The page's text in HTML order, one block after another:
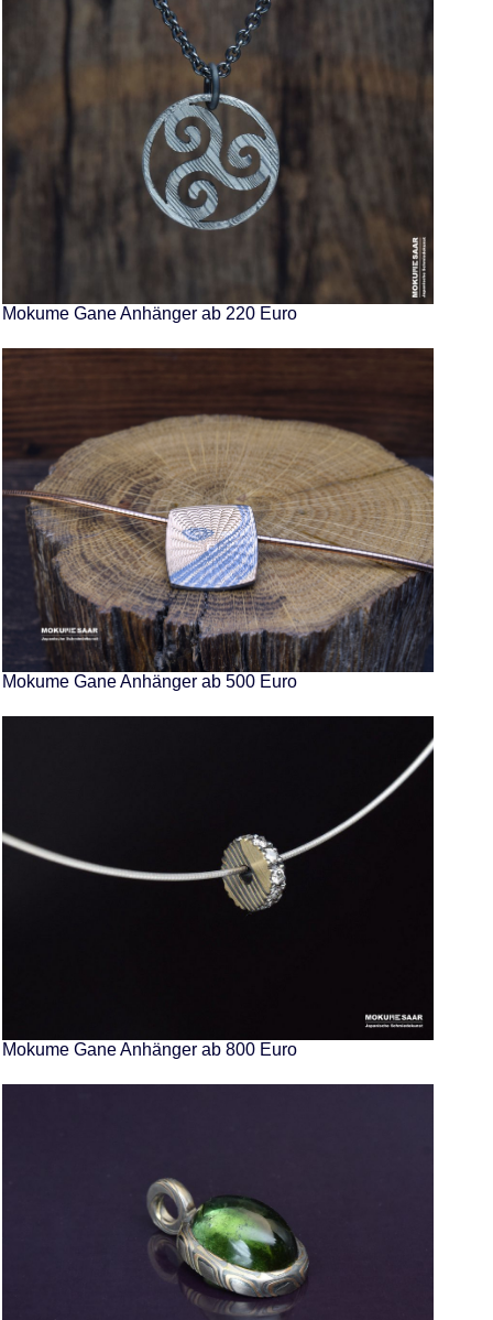
Mokume Gane Anhänger ab 220 Euro
Mokume Gane Anhänger ab 500 Euro
Mokume Gane Anhänger ab 800 Euro